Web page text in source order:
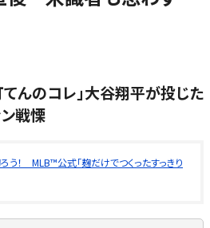
てんのコレ」大谷翔平が投じた
戦慄
う！ MLB™公式「麹だけでつくったすっきり